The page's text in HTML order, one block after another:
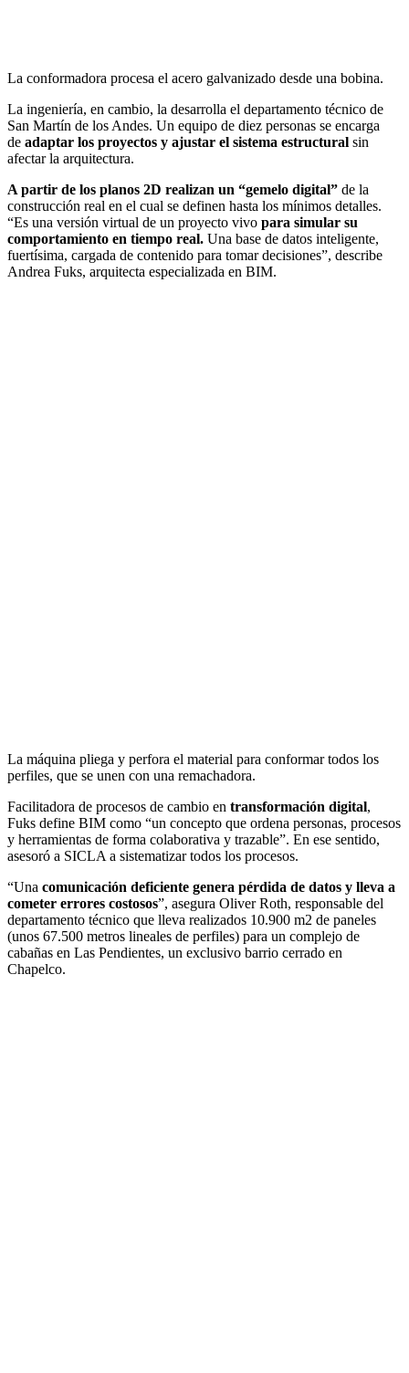
La conformadora procesa el acero galvanizado desde una bobina.
La ingeniería, en cambio, la desarrolla el departamento técnico de
San Martín de los Andes. Un equipo de diez personas se encarga
de adaptar los proyectos y ajustar el sistema estructural sin
afectar la arquitectura.
A partir de los planos 2D realizan un “gemelo digital” de la
construcción real en el cual se definen hasta los mínimos detalles.
“Es una versión virtual de un proyecto vivo para simular su
comportamiento en tiempo real. Una base de datos inteligente,
fuertísima, cargada de contenido para tomar decisiones”, describe
Andrea Fuks, arquitecta especializada en BIM.
La máquina pliega y perfora el material para conformar todos los
perfiles, que se unen con una remachadora.
Facilitadora de procesos de cambio en transformación digital,
Fuks define BIM como “un concepto que ordena personas, procesos
y herramientas de forma colaborativa y trazable”. En ese sentido,
asesoró a SICLA a sistematizar todos los procesos.
“Una comunicación deficiente genera pérdida de datos y lleva a
cometer errores costosos”, asegura Oliver Roth, responsable del
departamento técnico que lleva realizados 10.900 m2 de paneles
(unos 67.500 metros lineales de perfiles) para un complejo de
cabañas en Las Pendientes, un exclusivo barrio cerrado en
Chapelco.